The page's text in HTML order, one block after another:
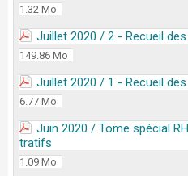
1.32 Mo
Juillet 2020 / 2 - Recueil
149.86 Mo
Juillet 2020 / 1 - Recueil
6.77 Mo
Juin 2020 / Tome spécial
tratifs
1.09 Mo